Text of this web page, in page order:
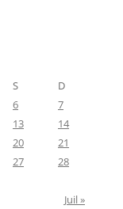
S
D
6
7
13
14
20
21
27
28
Juil »